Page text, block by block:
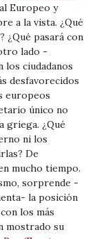
Europeo y
a la vista. ¿Qué
¿Qué pasará con
lado -
ciudadanos
desfavorecidos
europeos
único no
griega. ¿Qué
ni los
De
mucho tiempo.
sorprende -
la posición
los más
mostrado su